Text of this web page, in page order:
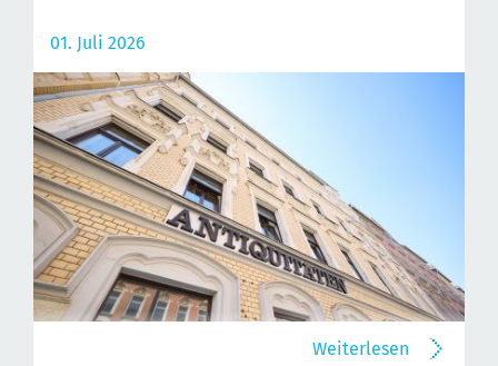
01. Juli 2026
Weiterlesen